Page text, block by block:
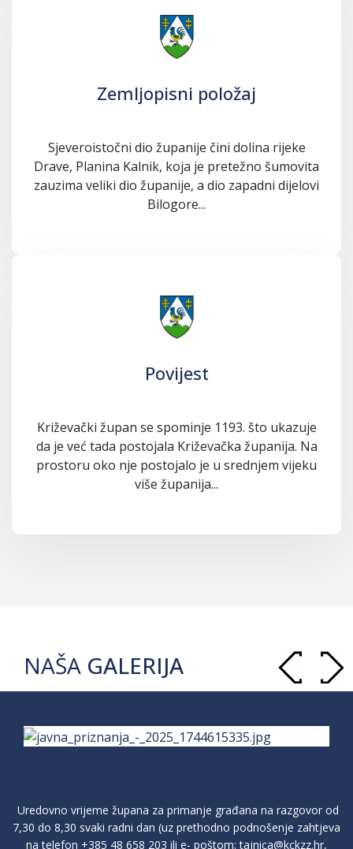
Zemljopisni položaj
Sjeveroistočni dio županije čini dolina rijeke
Drave, Planina Kalnik, koja je pretežno šumovita
zauzima veliki dio županije, a dio zapadni dijelovi
Bilogore...
Povijest
Križevački župan se spominje 1193. što ukazuje
da je već tada postojala Križevačka županija. Na
prostoru oko nje postojalo je u srednjem vijeku
više županija...
NAŠA GALERIJA
Uredovno vrijeme župana za primanje građana na razgovor od
7,30 do 8,30 svaki radni dan (uz prethodno podnošenje zahtjeva
na telefon +385 48 658 203 ili e- poštom:tajnica@kckzz.hr,